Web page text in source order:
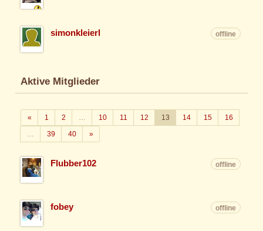
simonkleierl offline
Aktive Mitglieder
«Zurück
1 2 … 10 11 12 13 14 15
16
…
39 40 »Weiter
Flubber102 offline
fobey offline